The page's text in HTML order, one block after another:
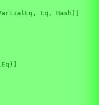
Eq, Hash)]